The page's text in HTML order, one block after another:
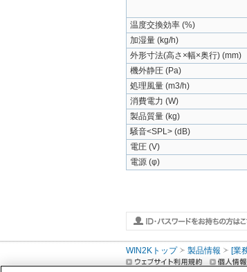
温度交換効率 (%)
加湿量 (kg/h)
外形寸法(高さ×幅×奥行) (mm)
機外静圧 (Pa)
処理風量 (m3/h)
消費電力 (W)
製品質量 (kg)
騒音<SPL> (dB)
電圧 (V)
電源 (φ)
WIN2Kトップ 製品情報 [業